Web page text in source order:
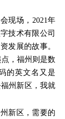
现场，2021年
技术有限公司
发展的故事。
，福州则是数
的英文名又是
州新区，我就
新区，需要的